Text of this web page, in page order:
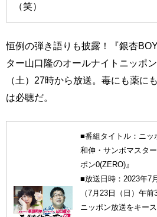
（笑）
恒例の弾き語りも披露！『銀杏
ター山口隆のオールナイトニッポ
（土）27時から放送。毒にも薬に
は必聴だ。
■番組タイトル：ニッ
和伸・サンボマスタ
ポン0(ZERO)』
■放送日時：2023年7
（7月23日（日）午前
ニッポン放送をキー